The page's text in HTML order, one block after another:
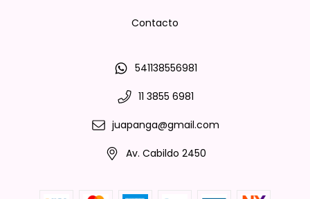
Contacto
541138556981
11 3855 6981
juapanga@gmail.com
Av. Cabildo 2450